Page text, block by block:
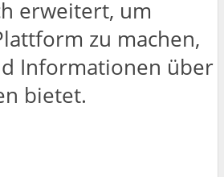
erweitert, um
zu machen,
Informationen über
bietet.